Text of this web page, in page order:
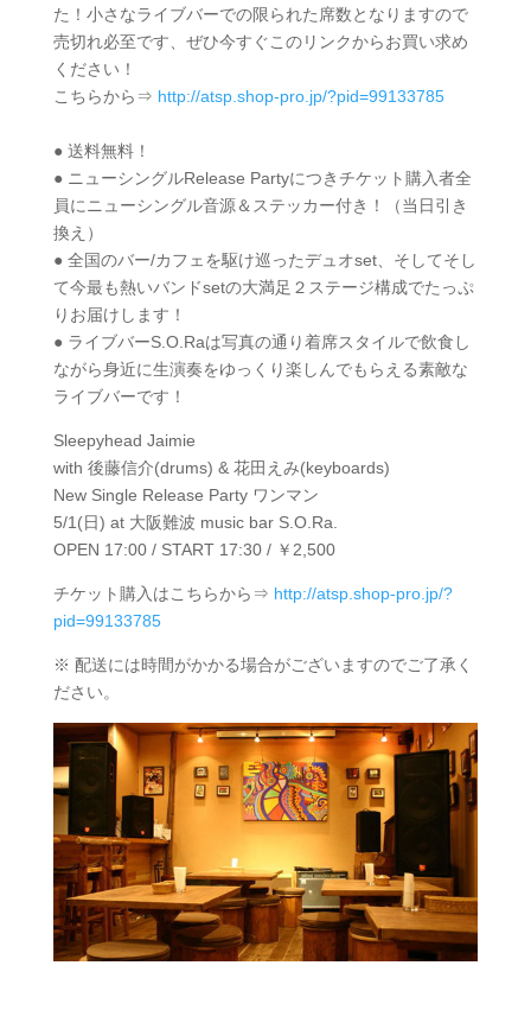
た！小さなライブバーでの限られた席数となりますので
売切れ必至です、ぜひ今すぐこのリンクからお買い求め
ください！
こちらから⇒ http://atsp.shop-pro.jp/?pid=99133785
● 送料無料！
● ニューシングルRelease Partyにつきチケット購入者全
員にニューシングル音源＆ステッカー付き！（当日引き
換え）
● 全国のバー/カフェを駆け巡ったデュオset、そしてそし
て今最も熱いバンドsetの大満足２ステージ構成でたっぷ
りお届けします！
● ライブバーS.O.Raは写真の通り着席スタイルで飲食し
ながら身近に生演奏をゆっくり楽しんでもらえる素敵な
ライブバーです！
Sleepyhead Jaimie
with 後藤信介(drums) & 花田えみ(keyboards)
New Single Release Party ワンマン
5/1(日) at 大阪難波 music bar S.O.Ra.
OPEN 17:00 / START 17:30 / ￥2,500
チケット購入はこちらから⇒ http://atsp.shop-pro.jp/?
pid=99133785
※ 配送には時間がかかる場合がございますのでご了承く
ださい。